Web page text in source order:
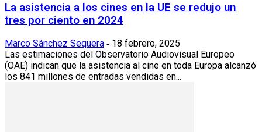
La asistencia a los cines en la UE se redujo un
tres por ciento en 2024
Marco Sánchez Sequera - 18 febrero, 2025
Las estimaciones del Observatorio Audiovisual Europeo
(OAE) indican que la asistencia al cine en toda Europa alcanzó
los 841 millones de entradas vendidas en...